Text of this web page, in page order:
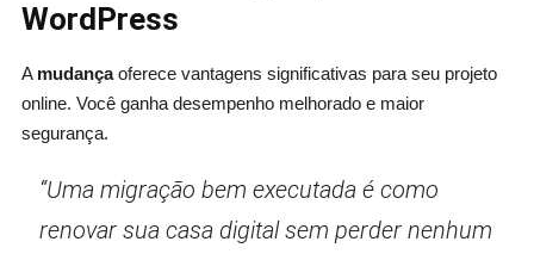
WordPress
A mudançaoferece vantagens significativas para seu projeto
online. Você ganha desempenho melhorado e maior
segurança.
“Uma migração bem executada é como
renovar sua casa digital sem perder nenhum